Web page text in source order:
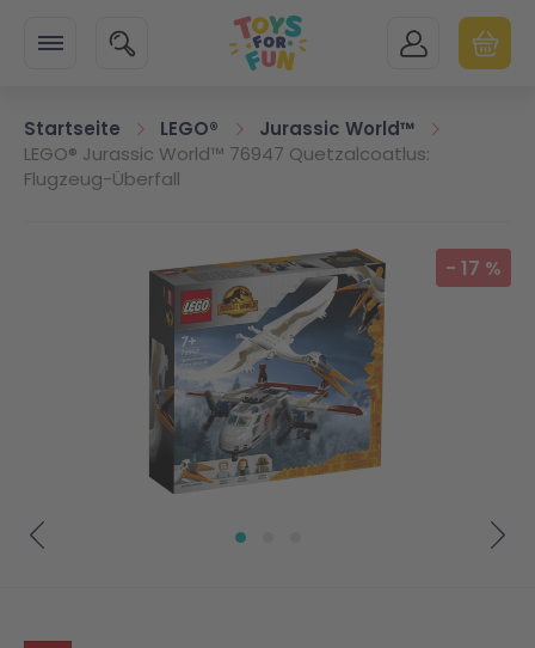
SUCHE MEIN KONTO
Startseite LEGO®
Jurassic World™
LEGO® Jurassic World™ 76947 Quetzalcoatlus:
Flugzeug-Überfall
Zum Ende der Bildgalerie springen - 17 %